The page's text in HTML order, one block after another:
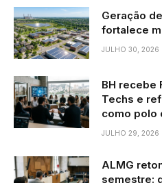
Geração
fortalece
JULHO 30, 2026
BH recebe
Techs e
como polo
JULHO 29, 2026
ALMG
semestre: